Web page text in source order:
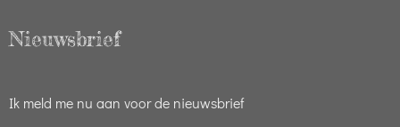
Nieuwsbrief
Ik meld me nu aan voor de nieuwsbrief